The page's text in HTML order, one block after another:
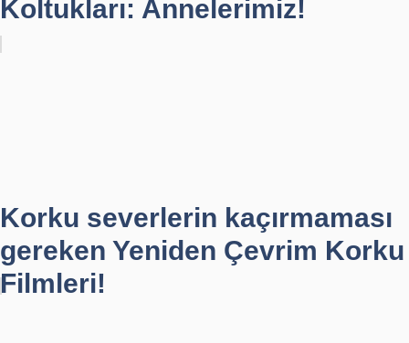
Koltukları: Annelerimiz!
Korku severlerin kaçırmaması
gereken Yeniden Çevrim Korku
Filmleri!